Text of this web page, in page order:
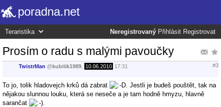
poradna.net
Neregistrovaný Přihlásit Registrovat
Prosím o radu s malými pavoučky
TwistrMan @kubiiik1989 10.06.2010 17:31 #3
To jo, tolik hladovejch krků dá zabrat
. Jestli je budeš pouštět, tak na
nějakou slunnou louku, která se neseče a je tam hodně hmyzu, hlavně
sarančat